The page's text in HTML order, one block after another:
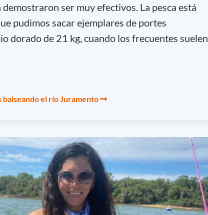
demostraron ser muy efectivos. La pesca está
pudimos sacar ejemplares de portes
dorado de 21 kg, cuando los frecuentes suelen
balseando el río Juramento